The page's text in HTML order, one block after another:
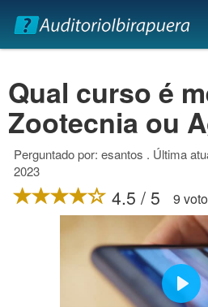
Qual curso é
Zootecnia ou
Perguntado por: esantos . Última
2023
4.5 / 5 9
Play